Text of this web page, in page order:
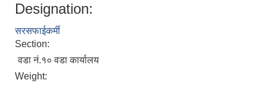
Designation:
सरसफाईकर्मी
Section:
वडा नं.१० वडा कार्यालय
Weight: